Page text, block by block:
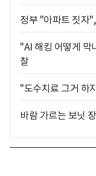
정부 "아파트 짓자
"AI 해킹 어떻게
찰
"도수치료 그거 하
바람 가르는 보닛